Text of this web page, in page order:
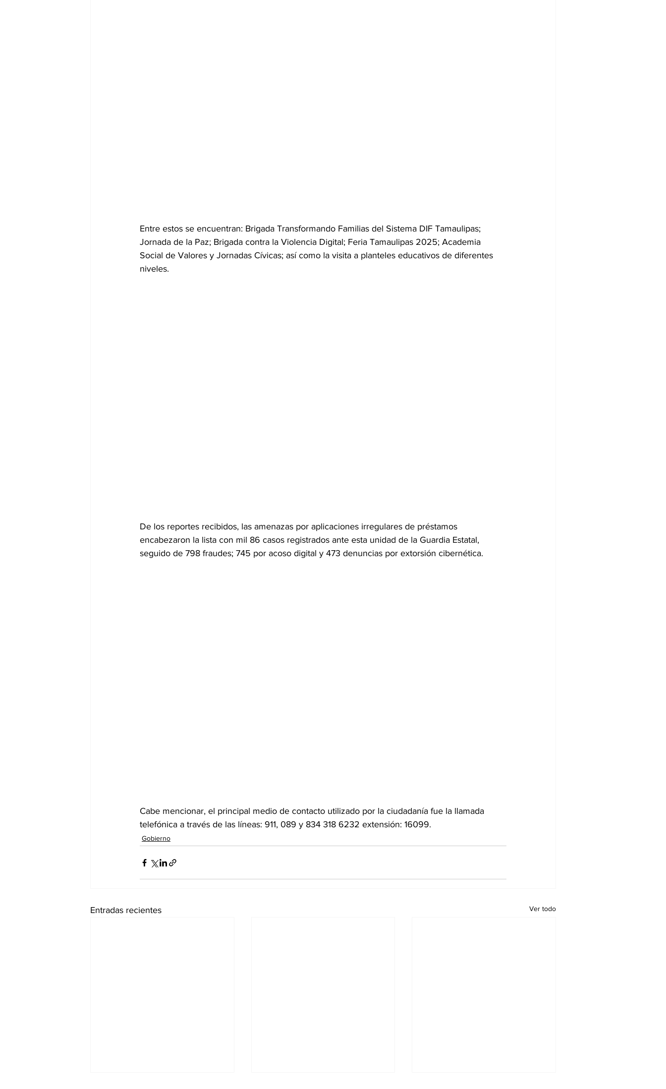
Entre estos se encuentran: Brigada Transformando Familias del Sistema DIF Tamaulipas;
Jornada de la Paz; Brigada contra la Violencia Digital; Feria Tamaulipas 2025; Academia
Social de Valores y Jornadas Cívicas; así como la visita a planteles educativos de diferentes
niveles.
De los reportes recibidos, las amenazas por aplicaciones irregulares de préstamos
encabezaron la lista con mil 86 casos registrados ante esta unidad de la Guardia Estatal,
seguido de 798 fraudes; 745 por acoso digital y 473 denuncias por extorsión cibernética.
Cabe mencionar, el principal medio de contacto utilizado por la ciudadanía fue la llamada
telefónica a través de las líneas: 911, 089 y 834 318 6232 extensión: 16099.
Gobierno
Entradas recientes Ver todo